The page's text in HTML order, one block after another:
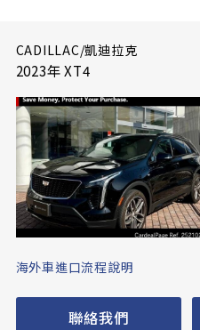
CADILLAC/凱迪拉克
2023年 XT4
海外車進口流程說明
聯絡我們